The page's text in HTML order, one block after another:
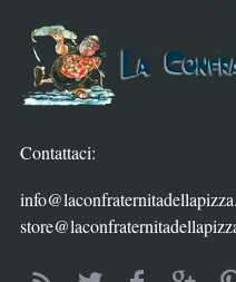
Contattaci: